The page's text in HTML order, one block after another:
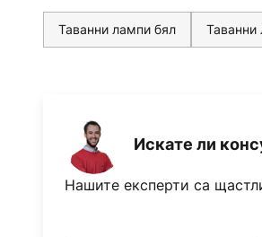
Таванни лампи бял
Искате ли
Нашите експерти са